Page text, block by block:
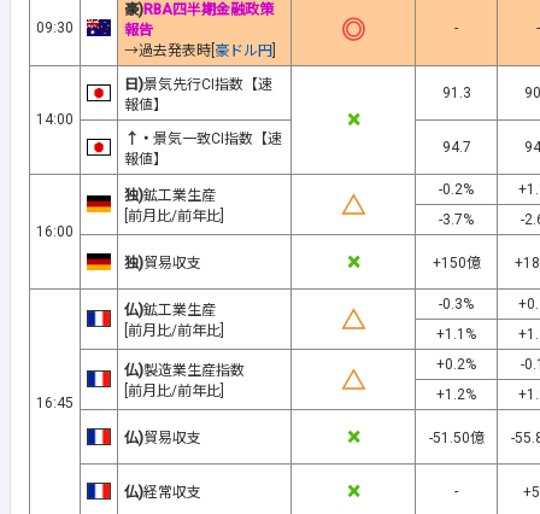
09:30
豪)RBA四半期金融政策
報告
→過去発表時[ 豪ドル円
◎ - -
14:00
日)景気先行CI指数【速
報値】
×
91.3
↑・ 景気一致CI指数【速
報値】
94.7
16:00
独)鉱工業生産
[前月比/前年比]
△
-0.2%
-3.7%
-
独)貿易収支 × +150億
16:45
仏)鉱工業生産
[前月比/前年比]
△
-0.3%
+1.1%
仏)製造業生産指数
[前月比/前年比]
△
+0.2%
-
+1.2%
仏)貿易収支 × -51.50億 -
仏)経常収支 × -